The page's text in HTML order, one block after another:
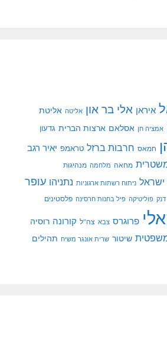
איראן אלי בר און אליטה אליטת
אמציה חן אסלאם ארצות הברית גדעון
חמאס חרבות ברזל טראמפ יאיר רגב
מחאה מלחמה מנהיגות
ניתוח רשתות ארגוניות נתניהו עופר
פוליטיקה פיל בחנות חרסינה פלסטינים
פרוגרס צבא צה"ל קורונה רוסיה
שיטור שרית אונגר משיח תהילים